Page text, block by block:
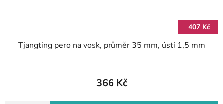
407 Kč
Tjangting pero na vosk, průměr 35 mm, ústí 1,5 mm
366 Kč